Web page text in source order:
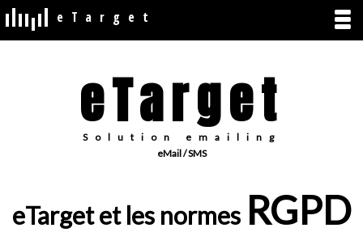
eTarget
eTarget
Solution emailing
eMail / SMS
eTarget et les normes RGPD